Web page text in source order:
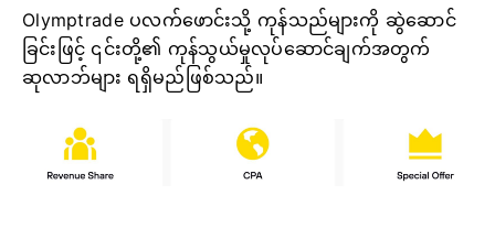
Olymptrade ပလက်ဖောင်းသို့ ကုန်သည်များကို ဆွဲဆောင်
ခြင်းဖြင့် ၎င်းတို့၏ ကုန်သွယ်မှုလုပ်ဆောင်ချက်အတွက်
ဆုလာဘ်များ ရရှိမည်ဖြစ်သည်။